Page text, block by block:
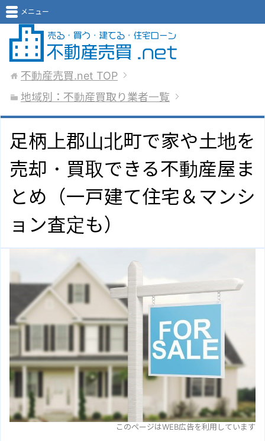
メニュー
不動産売買.net TOP
地域別：不動産買取り業者一覧
足柄上郡山北町で家や土地を
売却・買取できる不動産屋ま
とめ（一戸建て住宅＆マンシ
ョン査定も）
このページはWEB広告を利用しています